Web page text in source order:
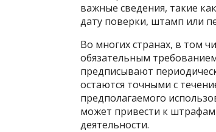
важные сведения, такие
дату поверки, штамп или
Во многих странах, в том
обязательным
предписывают
остаются точными с
предполагаемого
может привести к
деятельности.